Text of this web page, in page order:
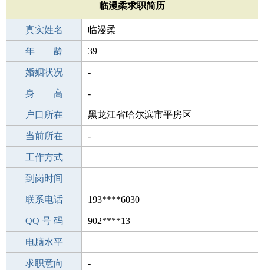
临漫柔求职简历
真实姓名 临漫柔
性 别 女
年 龄 39
出生年月 1987-10-16
婚姻状况 -
学 历 高中
身 高 -
毕业学校 太原新兴中学
户口所在 黑龙江省哈尔滨市平房区
所学专业 -
当前所在 -
工作经验
工作方式
驾 照
到岗时间
期望月薪
联系电话 193****6030
手机号码 193****6030
QQ 号 码 902****13
微信号码
电脑水平
外语水平
求职意向 -